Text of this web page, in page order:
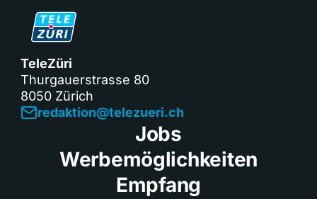
TeleZüri
Thurgauerstrasse 80
8050 Zürich
redaktion@telezueri.ch
Jobs
Werbemöglichkeiten
Empfang